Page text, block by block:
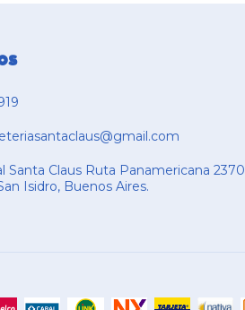
Santa Claus Ruta Panamericana 2370
Isidro, Buenos Aires.